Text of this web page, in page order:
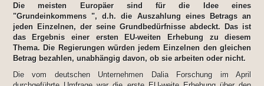
Die meisten Europäer sind für die Idee eines
"Grundeinkommens ", d.h. die Auszahlung eines Betrags an
jeden Einzelnen, der seine Grundbedürfnisse abdeckt. Das ist
das Ergebnis einer ersten EU-weiten Erhebung zu diesem
Thema. Die Regierungen würden jedem Einzelnen den gleichen
Betrag bezahlen, unabhängig davon, ob sie arbeiten oder nicht.
Die vom deutschen Unternehmen Dalia Forschung im April